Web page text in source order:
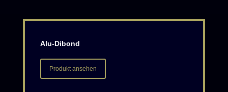
Alu-Dibond
Produkt ansehen